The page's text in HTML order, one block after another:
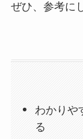
ぜひ、参考に
わかりや
る